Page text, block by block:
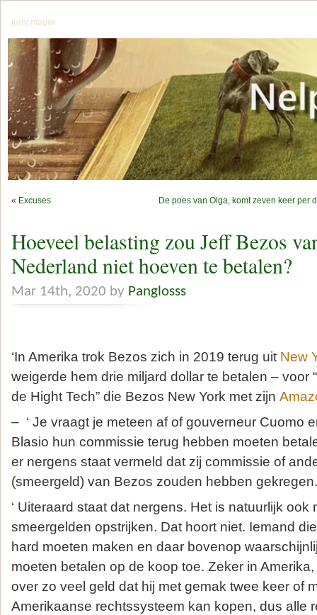
jerry mager
« Excuses De poes van Olga, komt zeven keer per
Hoeveel belasting zou Jeff Bezos
Nederland niet hoeven te betalen?
Mar 14th, 2020 by Panglosss
‘In Amerika trok Bezos zich in 2019 terug uit New
weigerde hem drie miljard dollar te betalen – voor
de Hight Tech” die Bezos New York met zijn
– ‘ Je vraagt je meteen af of gouverneur Cuomo
Blasio hun commissie terug hebben moeten
er nergens staat vermeld dat zij commissie of
(smeergeld) van Bezos zouden hebben
‘ Uiteraard staat dat nergens. Het is natuurlijk ook
smeergelden opstrijken. Dat hoort niet. Iemand
hard moeten maken en daar bovenop
moeten betalen op de koop toe. Zeker in
over zo veel geld dat hij met gemak twee keer of
Amerikaanse rechtssysteem kan kopen, dus alle